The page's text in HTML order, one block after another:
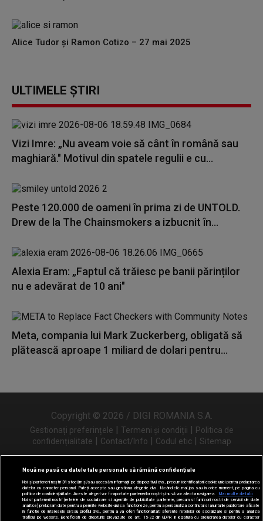
Alice Tudor și Ramon Cotizo – 27 mai 2025
ULTIMELE ȘTIRI
Vizi Imre: „Nu aveam voie să cânt în română sau
maghiară." Motivul din spatele regulii e cu...
Peste 120.000 de oameni în prima zi de UNTOLD.
Drew de la The Chainsmokers a izbucnit în...
Alexia Eram: „Faptul că trăiesc pe banii părinților
nu e adevărat de 10 ani"
Meta, compania lui Mark Zuckerberg, obligată să
plătească aproape 1 miliard de dolari pentru...
Copyright © 2026 / DIGI ROMANIA S.A.
Gestionați preferințele | Termeni și condiții | Politica de
confidențialitate | Contact/Info | Codul etic | Sitemap
Urmărește-ne și pe
Nouă ne pasă ca datele tale personale să rămână confidențiale
Noi și partenerii noștri31 stocăm și/sau accesăm informații pe dispozitivul dvs., precum identificatorii cookie unici pentru prelucrarea
datelor cu caracter personal. Puteți accepta sau gestiona alegerile dvs. făcând clic mai jos sau în orice moment, pe pagina cu
politica de confidențialitate. Aceste alegeri vor fi raportate partenerilor noștri și nu vă vor afecta navigarea.
Mai multe detalii
Noi si partenerii nostri (retelele de socializare si agentiile de publicitate partenere, precum si furnizorii nostri de servicii de date
analitice) prelucram date pentru a permite website-ului sa functioneze, pentru a personaliza continutul si anunturile publicitare afisate
in functie de interesele si/sau profilul dvs., pentru a va oferi functionalitati aferente retelelor de socializare si pentru a analiza
traficul pe website. Beneficiati de drepturile prevazute de art. 15-22 din GDPR in legatura cu prelucrarea datelor cu caracter